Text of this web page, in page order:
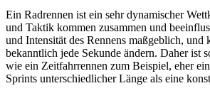
Ein Radrennen ist ein sehr dynamischer
und Taktik kommen zusammen und
und Intensität des Rennens maßgeblich, und
bekanntlich jede Sekunde ändern. Daher ist
wie ein Zeitfahrrennen zum Beispiel, eher
Sprints unterschiedlicher Länge als eine